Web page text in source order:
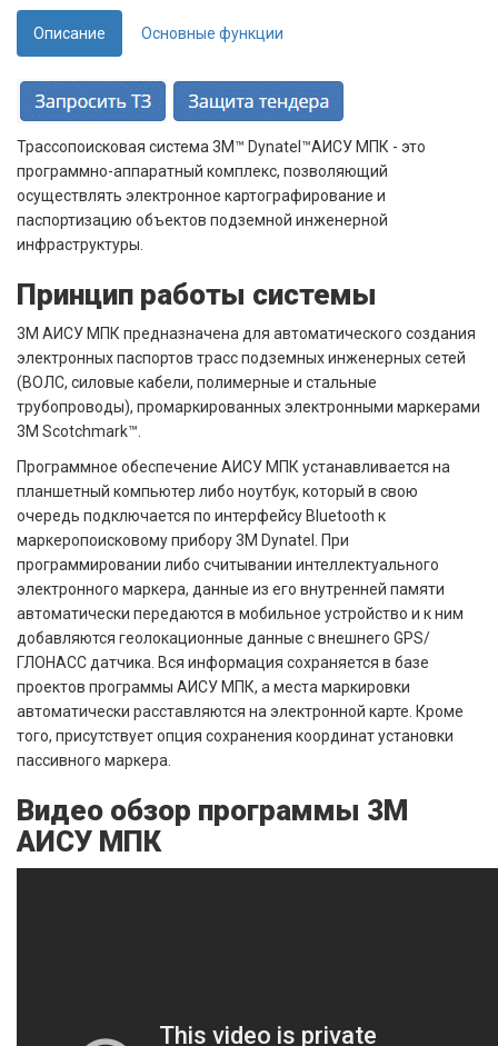
Описание Основные функции
Трассопоисковая система 3M™ Dynatel™АИСУ МПК - это
программно-аппаратный комплекс, позволяющий
осуществлять электронное картографирование и
паспортизацию объектов подземной инженерной
инфраструктуры.
Принцип работы системы
3М АИСУ МПК предназначена для автоматического создания
электронных паспортов трасс подземных инженерных сетей
(ВОЛС, силовые кабели, полимерные и стальные
трубопроводы), промаркированных электронными маркерами
3М Scotchmark™.
Программное обеспечение АИСУ МПК устанавливается на
планшетный компьютер либо ноутбук, который в свою
очередь подключается по интерфейсу Bluetooth к
маркеропоисковому прибору 3M Dynatel. При
программировании либо считывании интеллектуального
электронного маркера, данные из его внутренней памяти
автоматически передаются в мобильное устройство и к ним
добавляются геолокационные данные с внешнего GPS/
ГЛОНАСС датчика. Вся информация сохраняется в базе
проектов программы АИСУ МПК, а места маркировки
автоматически расставляются на электронной карте. Кроме
того, присутствует опция сохранения координат установки
пассивного маркера.
Видео обзор программы 3M
АИСУ МПК